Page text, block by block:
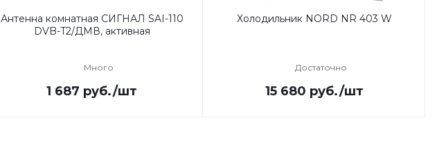
Антенна комнатная СИГНАЛ SAI-110
DVB-T2/ДМВ, активная
Много
1 687 руб./шт
Холодильник NORD NR 403 W
Достаточно
15 680 руб./шт